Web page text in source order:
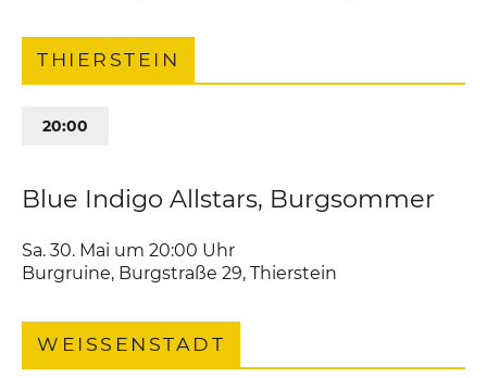
THIERSTEIN
20:00
Blue Indigo Allstars, Burgsommer
Sa. 30. Mai um 20:00 Uhr
Burgruine, Burgstraße 29 Thierstein
WEISSENSTADT